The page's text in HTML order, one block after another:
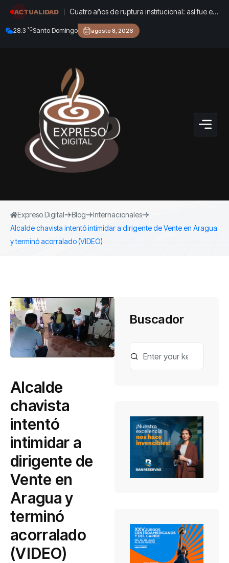
ACTUALIDAD
Cuatro años de ruptura institucional: así fue el
gobierno de Gustavo Petro en sus choques
con las Cortes, el Congreso y el Banco de la
28.3 °CSanto Domingo agosto 8, 2026
Expreso Digital Blog
Internacionales
Alcalde chavista intentó intimidar a dirigente de Vente en Aragua
y terminó acorralado (VIDEO)
Alcalde
chavista
intentó
intimidar a
dirigente de
Vente en
Aragua y
terminó
acorralado
(VIDEO)
Buscador